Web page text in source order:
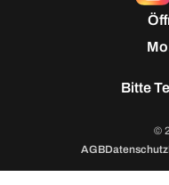
Bitte
©
AGBDatenschutz